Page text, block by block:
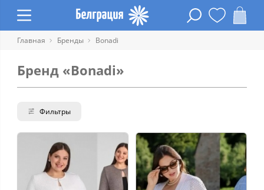
Главная Бренды Bonadi
Бренд «Bonadi»
Фильтры